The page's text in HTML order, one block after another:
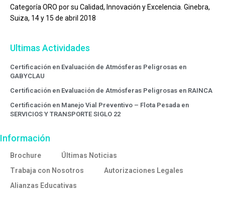
Categoría ORO por su Calidad, Innovación y Excelencia. Ginebra,
Suiza, 14 y 15 de abril 2018
Ultimas Actividades
Certificación en Evaluación de Atmósferas Peligrosas en
GABYCLAU
Certificación en Evaluación de Atmósferas Peligrosas en RAINCA
Certificación en Manejo Vial Preventivo – Flota Pesada en
SERVICIOS Y TRANSPORTE SIGLO 22
Información
Brochure
Últimas Noticias
Trabaja con Nosotros
Autorizaciones Legales
Alianzas Educativas